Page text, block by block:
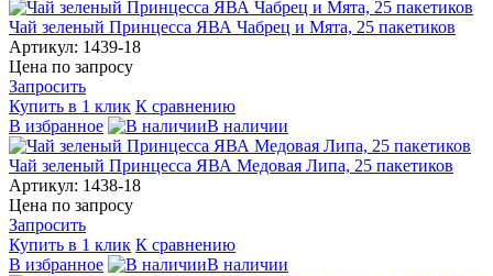
Чай зеленый Принцесса ЯВА Чабрец и Мята, 25 пакетиков
Артикул: 1439-18
Цена по запросу
Запросить
Купить в 1 клик К сравнению
В избранное
В наличии
Чай зеленый Принцесса ЯВА Медовая Липа, 25 пакетиков
Артикул: 1438-18
Цена по запросу
Запросить
Купить в 1 клик К сравнению
В избранное
В наличии